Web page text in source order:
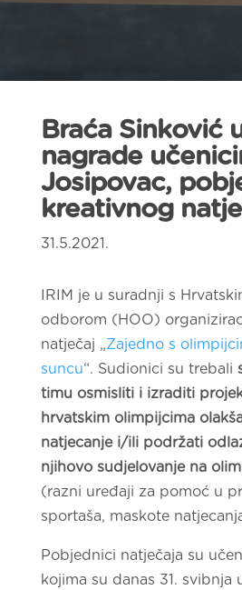
Braća Sinković
nagrade
Josipovac,
kreativnog
31.5.2021.
IRIM je u suradnji s
odborom (HOO)
natječaj „Zajedno s
suncu“. Sudionici su trebali
timu osmisliti i izraditi
hrvatskim olimpijcima
natjecanje i/ili podržati
njihovo sudjelovanje na
(razni uređaji za pomoć u
sportaša, maskote
Pobjednici natječaja su
kojima su danas 31. svibnja